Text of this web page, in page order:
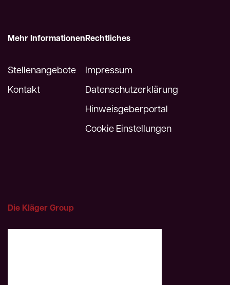
Mehr Informationen
Stellenangebote
Kontakt
Rechtliches
Impressum
Datenschutzerklärung
Hinweisgeberportal
Cookie Einstellungen
Die Kläger Group